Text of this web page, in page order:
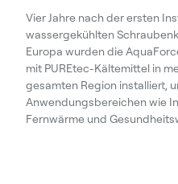
Vier Jahre nach der ersten
wassergekühlten
Europa wurden die
mit PUREtec-Kältemittel in
gesamten Region installiert,
Anwendungsbereichen wie
Fernwärme und